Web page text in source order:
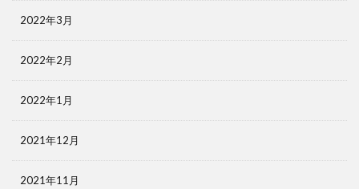
2022年3月
2022年2月
2022年1月
2021年12月
2021年11月